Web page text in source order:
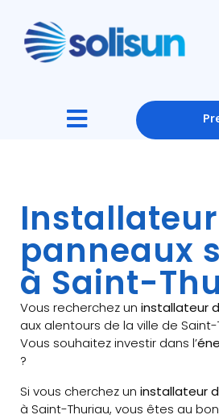
panneaux
à Saint-
Vous recherchez un installateur
aux alentours de la ville de Saint-
Vous souhaitez investir dans l’
?
Si vous cherchez un installateur
à Saint-Thuriau, vous êtes au